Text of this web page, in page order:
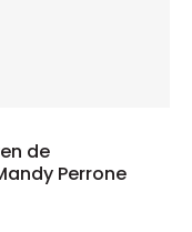
de
Perrone